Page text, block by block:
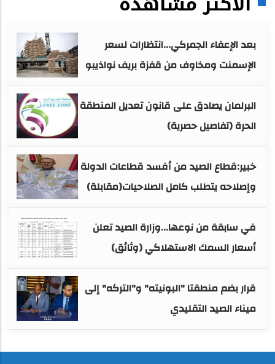
بعد الإعفاء الجمركي...انتظارات لسعر
الإسمنت ومخاوف من قفزة بريف نواذيبو
البرلمان يصادق على قانون تعديل المنطقة
الحرة (تفاصيل حصرية)
خبير:قطاع الصيد من أفسد قطاعات الدولة
وإصلاحه يتطلب كامل الصلاحيات(مقابلة)
في سابقة من نوعها...وزارة الصيد تعلن
أسعار السمك الاستهلاكي (وثائق)
قرار بضم منطقتا "البونيته" و"التركه" إلى
ميناء الصيد التقليدي